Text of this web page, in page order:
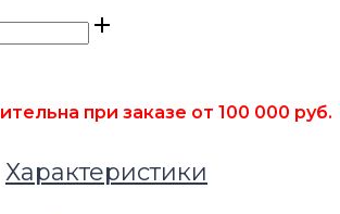
для фальшпола
(диапазон регулировки 73-
при заказе от 100 000 руб.
Характеристики